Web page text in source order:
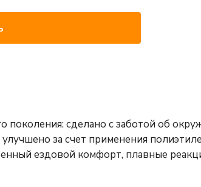
сделано с заботой об
за счет применения
ездовой комфорт, плавные